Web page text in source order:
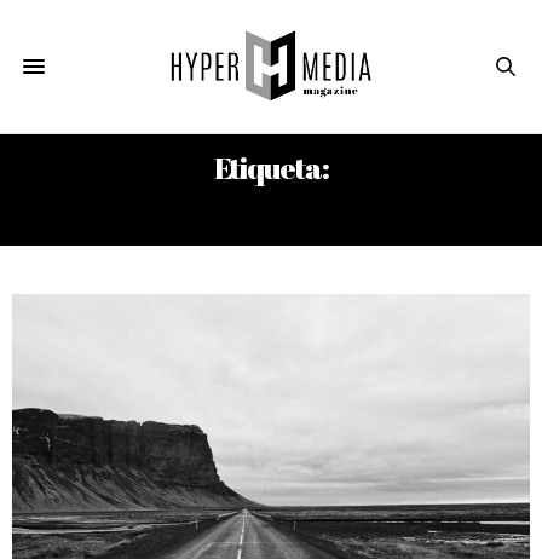
Etiqueta: